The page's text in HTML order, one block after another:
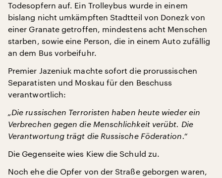
Todesopfern auf. Ein Trolleybus wurde in einem
bislang nicht umkämpften Stadtteil von Donezk von
einer Granate getroffen, mindestens acht Menschen
starben, sowie eine Person, die in einem Auto zufällig
an dem Bus vorbeifuhr.
Premier Jazeniuk machte sofort die prorussischen
Separatisten und Moskau für den Beschuss
verantwortlich:
„Die russischen Terroristen haben heute wieder ein
Verbrechen gegen die Menschlichkeit verübt. Die
Verantwortung trägt die Russische Föderation.“
Die Gegenseite wies Kiew die Schuld zu.
Noch ehe die Opfer von der Straße geborgen waren,